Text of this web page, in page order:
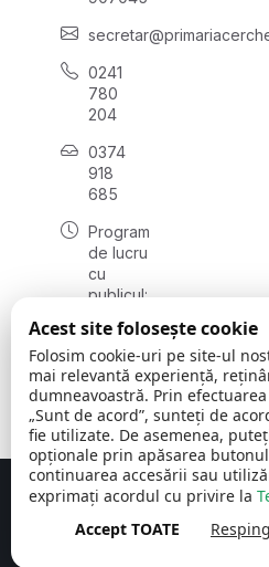
0241
780
204
0374
918
685
Program
de lucru
cu
publicul:
08:00 -
16:30
, vineri:
08:00 -
14:00
Comuna Cerchezu © 2026Toate
Concept realizat de Big Media
Acest site folosește cookie
Folosim cookie-uri pe site-ul
mai relevantă experiență,
dumneavoastră. Prin
„Sunt de acord”, sunteți de
fie utilizate. De asemenea,
opționale prin apăsarea
continuarea accesării sau
exprimați acordul cu privire la
Accept TOATE